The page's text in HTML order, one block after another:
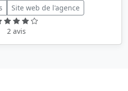
Site web de l'agence
2 avis